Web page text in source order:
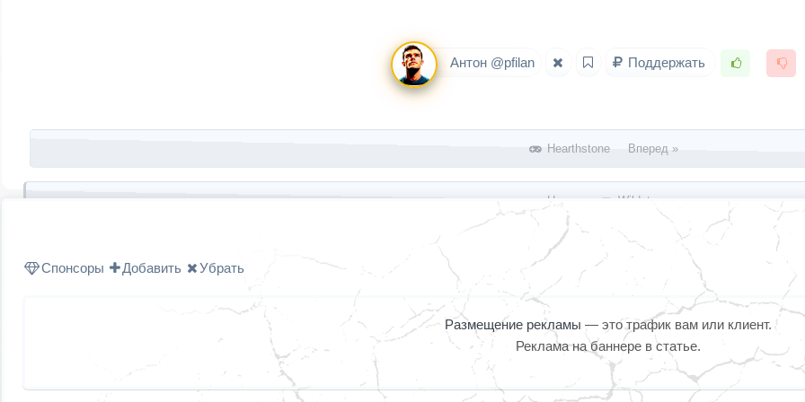
Антон @pfilan Поддержать
Запись навигация
Hearthstone Вперед »
« Назад Wildstar
Спонсоры Добавить Убрать
Размещение рекламы — это трафик вам или клиент.
Реклама на баннере в статье.